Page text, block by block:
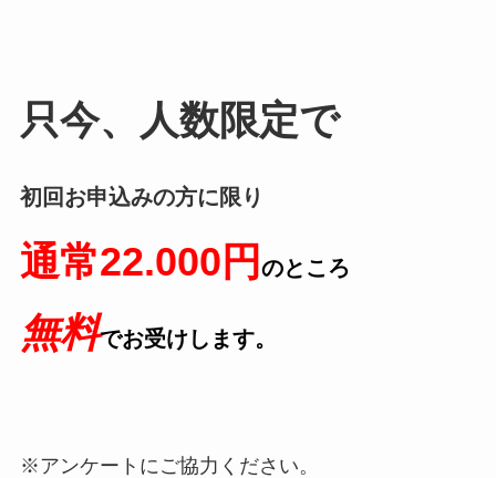
只今、人数限定で
初回お申込みの方に限り
通常22.000円 のところ
無料でお受けします。
※アンケートにご協力ください。